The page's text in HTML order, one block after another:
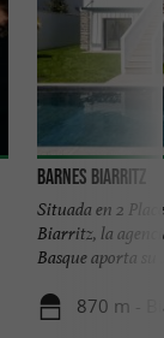
Barnes Biarritz
Situada en 2
Biarritz, la
Basque aporta su
870 m -